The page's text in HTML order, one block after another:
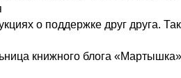
о поддержке друг друга.
книжного блога